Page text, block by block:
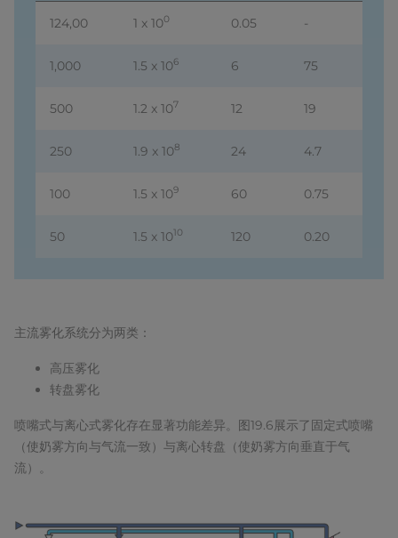
124,00 1 x 100 0.05 -
1,000 1.5 x 106 6 75
500 1.2 x 107 12 19
250 1.9 x 108 24 4.7
100 1.5 x 109 60 0.75
50 1.5 x 10 10 120 0.20
主流雾化系统分为两类：
高压雾化
转盘雾化
喷嘴式与离心式雾化存在显著功能差异。图19.6展示了固定式喷嘴
（使奶雾方向与气流一致）与离心转盘（使奶雾方向垂直于气
流）。